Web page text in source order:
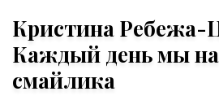
Кристина Ребежа-
Каждый день мы
смайлика